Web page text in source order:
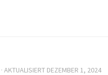
· AKTUALISIERT DEZEMBER 1, 2024